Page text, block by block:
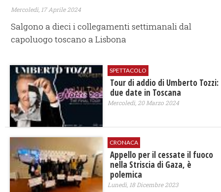
Mercoledì, 17 Aprile 2024
Salgono a dieci i collegamenti settimanali dal
capoluogo toscano a Lisbona
SPETTACOLO
Tour di addio di Umberto Tozzi:
due date in Toscana
Mercoledì, 20 Marzo 2024
CRONACA
Appello per il cessate il fuoco
nella Striscia di Gaza, è
polemica
Lunedì, 18 Dicembre 2023